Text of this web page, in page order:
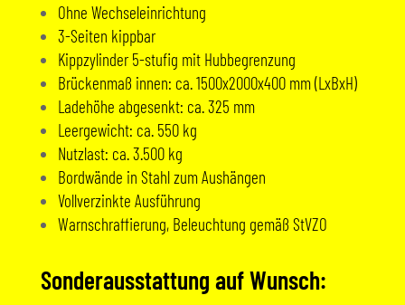
Ohne Wechseleinrichtung
3-Seiten kippbar
Kippzylinder 5-stufig mit Hubbegrenzung
Brückenmaß innen: ca. 1500x2000x400 mm (LxBxH)
Ladehöhe abgesenkt: ca. 325 mm
Leergewicht: ca. 550 kg
Nutzlast: ca. 3.500 kg
Bordwände in Stahl zum Aushängen
Vollverzinkte Ausführung
Warnschraffierung, Beleuchtung gemäß StVZO
Sonderausstattung auf Wunsch: